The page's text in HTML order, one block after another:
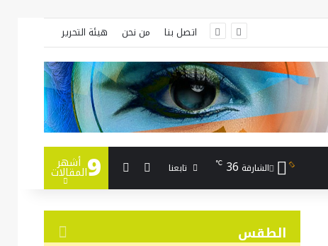
اتصل بنا من نحن هيئة التحرير
الشارقة 36
℃ تابعنا إضافة عمود جانبي
بحث عن
9 أشهر
المقالات
الطقس